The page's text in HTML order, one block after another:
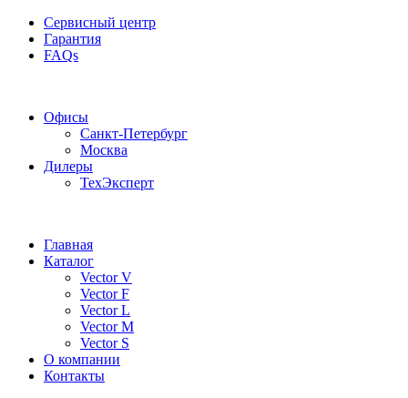
Сервисный центр
Гарантия
FAQs
Офисы
Санкт-Петербург
Москва
Дилеры
ТехЭксперт
Главная
Каталог
Vector V
Vector F
Vector L
Vector M
Vector S
О компании
Контакты